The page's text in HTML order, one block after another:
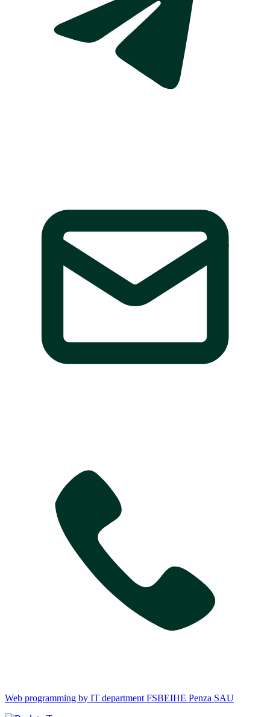
Web programming by IT department FSBEIHE Penza SAU